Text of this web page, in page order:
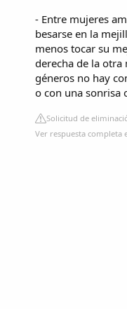
- Entre mujeres
besarse en la
menos tocar su
derecha de la otra
géneros no hay
o con una sonrisa
Solicitud de
Ver respuesta